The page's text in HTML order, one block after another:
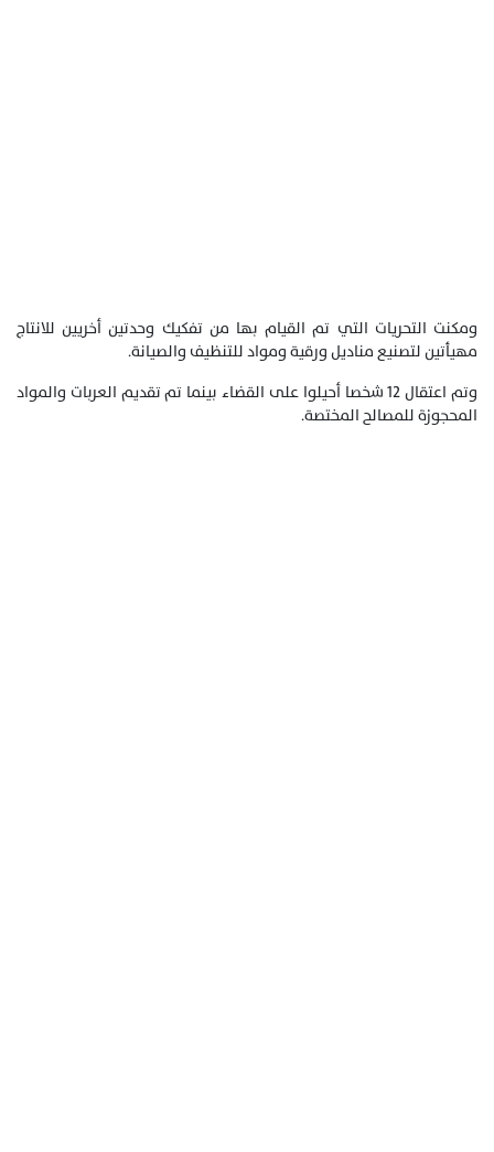
ومكنت التحريات التي تم القيام بها من تفكيك وحدتين أخريين للانتاج
مهيأتين لتصنيع مناديل ورقية ومواد للتنظيف والصيانة.
وتم اعتقال 12 شخصا أحيلوا على القضاء بينما تم تقديم العربات والمواد
المحجوزة للمصالح المختصة.